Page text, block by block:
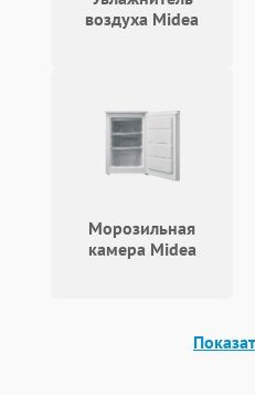
воздуха Midea
Морозильная
камера Midea